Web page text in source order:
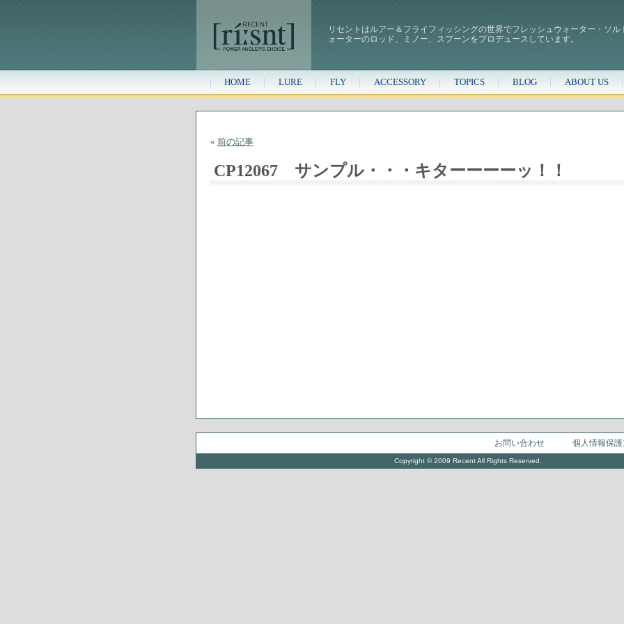
リセントはルアー＆フライフィッシングの世界でフレッシュウォーター・ソル
ォーターのロッド、ミノー、スプーンをプロデュースしています。
HOME LURE FLY ACCESSORY TOPICS BLOG ABOUT US
« 前の記事
CP12067 サンプル・・・キターーーーッ！！
個人情報保
お問い合わせ
Copyright © 2009 Recent All Rights Reserved.